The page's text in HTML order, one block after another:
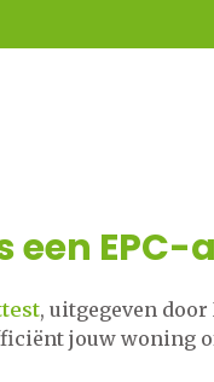
een EPC-
, uitgegeven
jouw woning